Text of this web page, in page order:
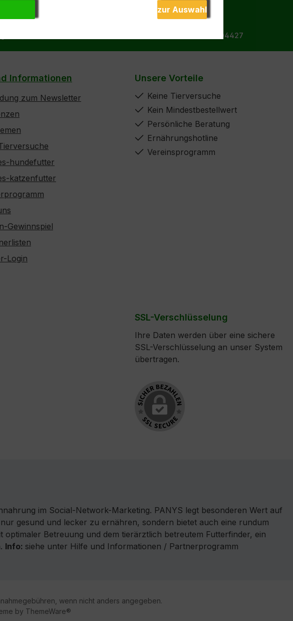
Tel.: +49 172 9904427
Informationen
zum Newsletter
hundefutter
katzenfutter
Gewinnspiel
Login
Unsere Vorteile
Keine Tierversuche
Kein Mindestbestellwert
Persönliche Beratung
Ernährungshotline
Vereinsprogramm
SSL-Verschlüsselung
Ihre Daten werden über eine sichere
SSL-Verschlüsselung an unser System
übertragen.
im Social-Network-Marketing. PANYS legt besonderen Wert auf
gesund und lecker zu ernähren, sondern bietet auch eine rundum
Betreuung und dem tierärztlich betreutem Futterfinder, ein
Info: siehe unter Hilfe und Informationen / Partnerprogramm
wenn nicht anders angegeben.
by ThemeWare®
zur Auswahl